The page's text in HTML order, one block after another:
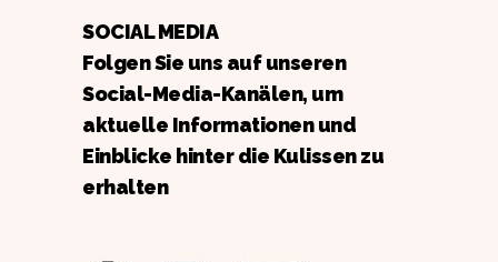
SOCIAL MEDIA
Folgen Sie uns auf unseren
Social-Media-Kanälen, um
aktuelle Informationen und
Einblicke hinter die Kulissen zu
erhalten